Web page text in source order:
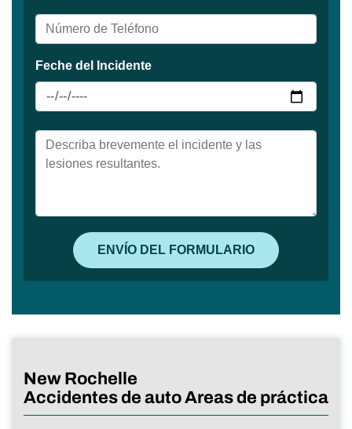
New Rochelle
Accidentes de auto Areas de práctica